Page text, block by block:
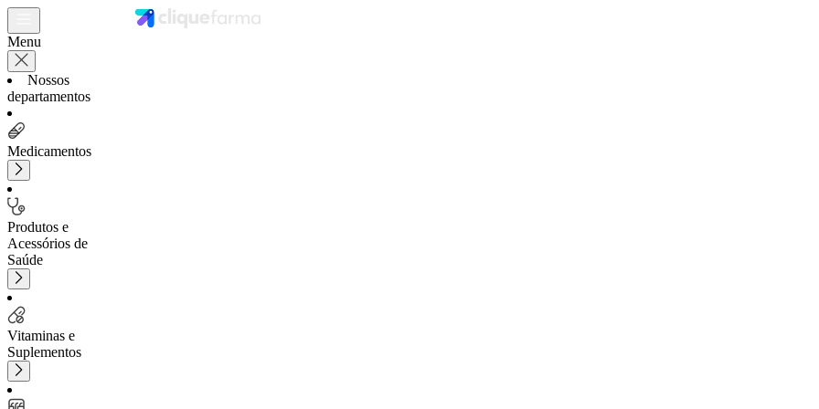
Menu
Nossos
departamentos
Medicamentos
Produtos e
Acessórios de
Saúde
Vitaminas e
Suplementos